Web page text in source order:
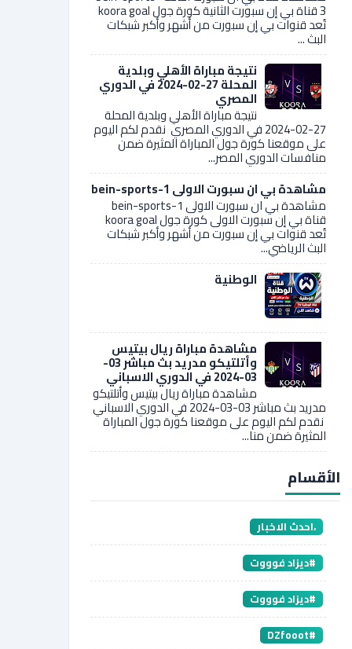
3 قناة بي إن سبورت الثانية كورة جول koora goal
تُعد قنوات بي إن سبورت من أشهر وأكبر شبكات
البث ...
نتيجة مباراة الأهلي وبلدية
المحلة 27-02-2024 في الدوري
المصري
نتيجة مباراة الأهلي وبلدية المحلة
27-02-2024 في الدوري المصري نقدم لكم اليوم
على موقعنا كورة جول المباراة المثيرة ضمن
منافسات الدوري المصر...
مشاهدة بي ان سبورت الاولى bein-sports-1
مشاهدة بي ان سبورت الاولى bein-sports-1
قناة بي إن سبورت الاولى كورة جول koora goal
تُعد قنوات بي إن سبورت من أشهر وأكبر شبكات
البث الرياضي...
الوطنية
مشاهدة مباراة ريال بيتيس
وأتلتيكو مدريد بث مباشر 03-
03-2024 في الدوري الاسباني
مشاهدة مباراة ريال بيتيس وأتلتيكو
مدريد بث مباشر 03-03-2024 في الدوري الاسباني
نقدم لكم اليوم على موقعنا كورة جول المباراة
المثيرة ضمن منا...
الأقسام
،احدث الاخبار
#ديزاد فوووت
#ديزاد فوووت
#DZfooot